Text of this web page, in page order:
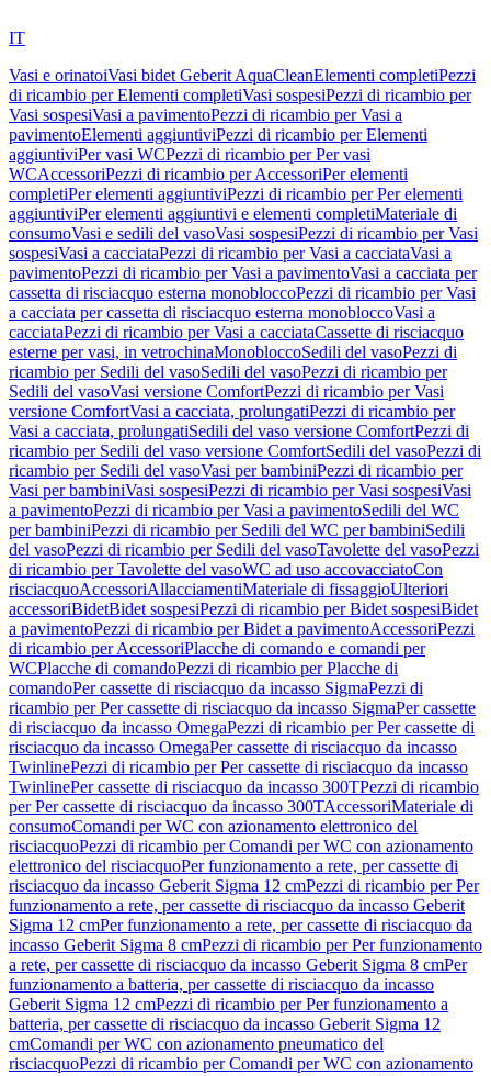
IT
Vasi e orinatoiVasi bidet Geberit AquaCleanElementi completiPezzi
di ricambio per Elementi completiVasi sospesiPezzi di ricambio per
Vasi sospesiVasi a pavimentoPezzi di ricambio per Vasi a
pavimentoElementi aggiuntiviPezzi di ricambio per Elementi
aggiuntiviPer vasi WCPezzi di ricambio per Per vasi
WCAccessoriPezzi di ricambio per AccessoriPer elementi
completiPer elementi aggiuntiviPezzi di ricambio per Per elementi
aggiuntiviPer elementi aggiuntivi e elementi completiMateriale di
consumoVasi e sedili del vasoVasi sospesiPezzi di ricambio per Vasi
sospesiVasi a cacciataPezzi di ricambio per Vasi a cacciataVasi a
pavimentoPezzi di ricambio per Vasi a pavimentoVasi a cacciata per
cassetta di risciacquo esterna monobloccoPezzi di ricambio per Vasi
a cacciata per cassetta di risciacquo esterna monobloccoVasi a
cacciataPezzi di ricambio per Vasi a cacciataCassette di risciacquo
esterne per vasi, in vetrochinaMonobloccoSedili del vasoPezzi di
ricambio per Sedili del vasoSedili del vasoPezzi di ricambio per
Sedili del vasoVasi versione ComfortPezzi di ricambio per Vasi
versione ComfortVasi a cacciata, prolungatiPezzi di ricambio per
Vasi a cacciata, prolungatiSedili del vaso versione ComfortPezzi di
ricambio per Sedili del vaso versione ComfortSedili del vasoPezzi di
ricambio per Sedili del vasoVasi per bambiniPezzi di ricambio per
Vasi per bambiniVasi sospesiPezzi di ricambio per Vasi sospesiVasi
a pavimentoPezzi di ricambio per Vasi a pavimentoSedili del WC
per bambiniPezzi di ricambio per Sedili del WC per bambiniSedili
del vasoPezzi di ricambio per Sedili del vasoTavolette del vasoPezzi
di ricambio per Tavolette del vasoWC ad uso accovacciatoCon
risciacquoAccessoriAllacciamentiMateriale di fissaggioUlteriori
accessoriBidetBidet sospesiPezzi di ricambio per Bidet sospesiBidet
a pavimentoPezzi di ricambio per Bidet a pavimentoAccessoriPezzi
di ricambio per AccessoriPlacche di comando e comandi per
WCPlacche di comandoPezzi di ricambio per Placche di
comandoPer cassette di risciacquo da incasso SigmaPezzi di
ricambio per Per cassette di risciacquo da incasso SigmaPer cassette
di risciacquo da incasso OmegaPezzi di ricambio per Per cassette di
risciacquo da incasso OmegaPer cassette di risciacquo da incasso
TwinlinePezzi di ricambio per Per cassette di risciacquo da incasso
TwinlinePer cassette di risciacquo da incasso 300TPezzi di ricambio
per Per cassette di risciacquo da incasso 300TAccessoriMateriale di
consumoComandi per WC con azionamento elettronico del
risciacquoPezzi di ricambio per Comandi per WC con azionamento
elettronico del risciacquoPer funzionamento a rete, per cassette di
risciacquo da incasso Geberit Sigma 12 cmPezzi di ricambio per Per
funzionamento a rete, per cassette di risciacquo da incasso Geberit
Sigma 12 cmPer funzionamento a rete, per cassette di risciacquo da
incasso Geberit Sigma 8 cmPezzi di ricambio per Per funzionamento
a rete, per cassette di risciacquo da incasso Geberit Sigma 8 cmPer
funzionamento a batteria, per cassette di risciacquo da incasso
Geberit Sigma 12 cmPezzi di ricambio per Per funzionamento a
batteria, per cassette di risciacquo da incasso Geberit Sigma 12
cmComandi per WC con azionamento pneumatico del
risciacquoPezzi di ricambio per Comandi per WC con azionamento